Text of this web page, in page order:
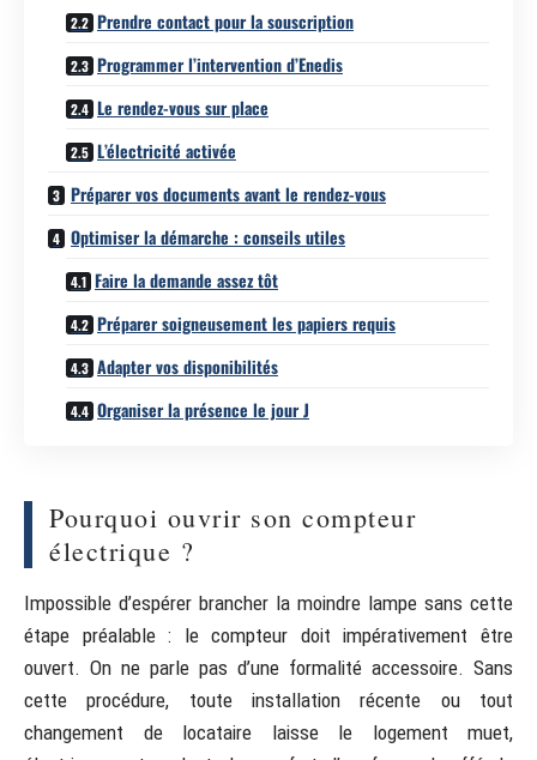
Prendre contact pour la souscription
Programmer l’intervention d’Enedis
Le rendez-vous sur place
L’électricité activée
Préparer vos documents avant le rendez-vous
Optimiser la démarche : conseils utiles
Faire la demande assez tôt
Préparer soigneusement les papiers requis
Adapter vos disponibilités
Organiser la présence le jour J
Pourquoi ouvrir son compteur
électrique ?
Impossible d’espérer brancher la moindre lampe sans cette
étape préalable : le compteur doit impérativement être
ouvert. On ne parle pas d’une formalité accessoire. Sans
cette procédure, toute installation récente ou tout
changement de locataire laisse le logement muet,